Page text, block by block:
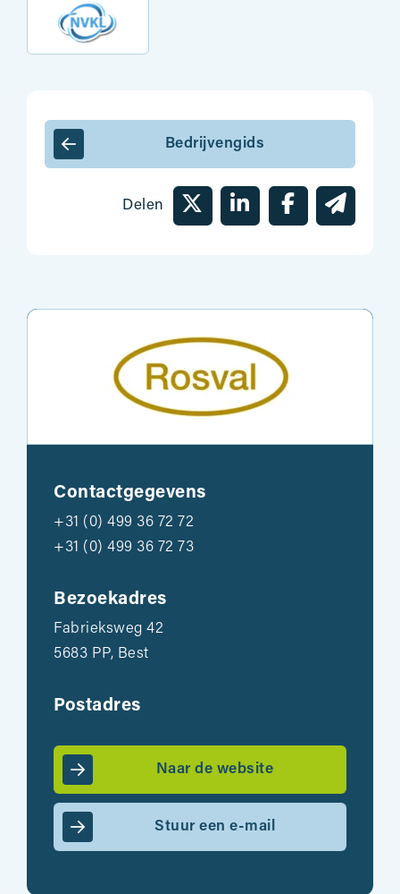
Bedrijvengids
Delen
Contactgegevens
+31 (0) 499 36 72 72
+31 (0) 499 36 72 73
Bezoekadres
Fabrieksweg 42
5683 PP, Best
Postadres
Naar de website
Stuur een e-mail